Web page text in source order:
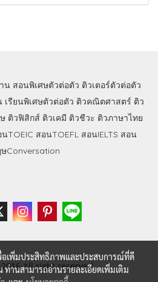
น สอนพิเศษตัวต่อตัว ติวเตอร์ตัวต่อตัว
เรียนพิเศษตัวต่อตัว ติวคณิตศาสตร์ ติว
ติวฟิสิกส์ ติวเคมี ติวชีวะ ติวภาษาไทย
TOEIC สอนTOEFL สอนIELTS สอน
ษConversation
All right reserved.
อเพิ่มประสิทธิภาพและประสบการณ์ที่ดี
ท่านสามารถอ่านรายละเอียดเพิ่มเติม